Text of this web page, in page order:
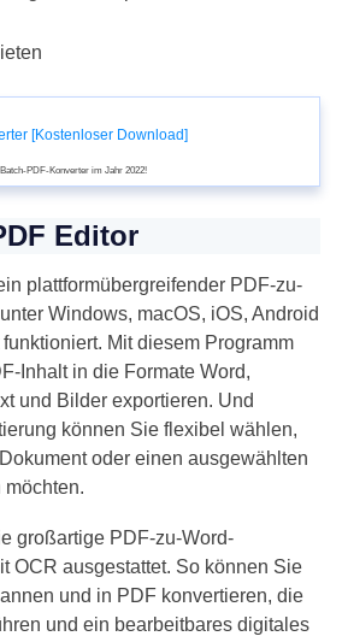
[Kostenloser Download]
PDF-Konverter im Jahr 2022!
Editor
plattformübergreifender PDF-zu-
Windows, macOS, iOS, Android
Mit diesem Programm
Inhalt in die Formate Word,
und Bilder exportieren. Und
können Sie flexibel wählen,
oder einen ausgewählten
möchten.
großartige PDF-zu-Word-
OCR ausgestattet. So können Sie
und in PDF konvertieren, die
und ein bearbeitbares digitales